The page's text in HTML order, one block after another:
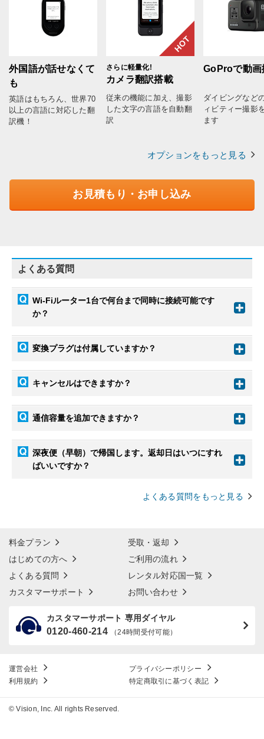
外国語が話せなくて
も
英語はもちろん、世界70
以上の言語に対応した翻
訳機！
HOT
さらに軽量化!
カメラ翻訳搭載
従来の機能に加え、撮影
した文字の言語を自動翻
訳
GoProで動画
ダイビングなど
ィビティー撮影
ます
オプションをもっと見る
お見積もり・お申し込み
よくある質問
Wi-Fiルーター1台で何台まで同時に接続可能です
か？
変換プラグは付属していますか？
キャンセルはできますか？
通信容量を追加できますか？
深夜便（早朝）で帰国します。返却日はいつにすれ
ばいいですか？
よくある質問をもっと見る
料金プラン
受取・返却
はじめての方へ
ご利用の流れ
よくある質問
レンタル対応国一覧
カスタマーサポート
お問い合わせ
カスタマーサポート 専用ダイヤル
0120-460-214 （24時間受付可能）
運営会社
プライバシーポリシー
利用規約
特定商取引に基づく表記
© Vision, Inc. All rights Reserved.